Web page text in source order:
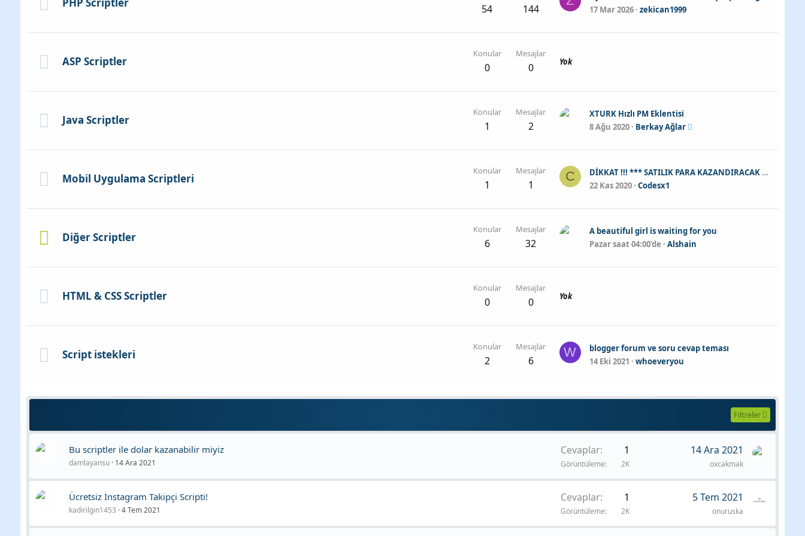
54 144
17 Mar 2026 zekican1999
ASP Scriptler
Konular
0
Mesajlar
0 Yok
Java Scriptler
Konular
1
Mesajlar
2
XTURK Hızlı PM Eklentisi
8 Ağu 2020
Berkay Ağlar
Mobil Uygulama Scriptleri
Konular
1
Mesajlar
1
C
DİKKAT !!! *** SATILIK PARA KAZANDIRACAK MOBİL UYGULAMA/KODLARI
22 Kas 2020 Codesx1
Diğer Scriptler
Konular
6
Mesajlar
32
A beautiful girl is waiting for you
Pazar saat 04:00'de
Alshain
HTML & CSS Scriptler
Konular
0
Mesajlar
0 Yok
Script istekleri
Konular
2
Mesajlar
6
W
blogger forum ve soru cevap teması
14 Eki 2021
whoeveryou
Filtreler
Bu scriptler ile dolar kazanabilir miyiz
damlayansu 14 Ara 2021
Cevaplar 1
Görüntüleme 2K
14 Ara 2021
oxcakmak
Ücretsiz İnstagram Takipçi Scripti!
kadirilgin1453 4 Tem 2021
Cevaplar 1
Görüntüleme 2K
5 Tem 2021
onuruska